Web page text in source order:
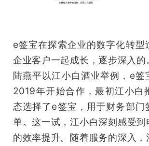
e签宝在探索企业的数字化转型
企业客户一起成长，逐步深入
陆燕平以江小白酒业举例，e签
2019年开始合作，最初江小白
态选择了e签宝，用于财务部门
单。这一试，江小白深刻感受
的效率提升。随着服务的深入